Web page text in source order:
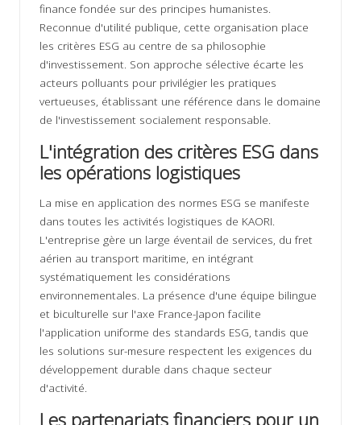
finance fondée sur des principes humanistes.
Reconnue d'utilité publique, cette organisation place
les critères ESG au centre de sa philosophie
d'investissement. Son approche sélective écarte les
acteurs polluants pour privilégier les pratiques
vertueuses, établissant une référence dans le domaine
de l'investissement socialement responsable.
L'intégration des critères ESG dans
les opérations logistiques
La mise en application des normes ESG se manifeste
dans toutes les activités logistiques de KAORI.
L'entreprise gère un large éventail de services, du fret
aérien au transport maritime, en intégrant
systématiquement les considérations
environnementales. La présence d'une équipe bilingue
et biculturelle sur l'axe France-Japon facilite
l'application uniforme des standards ESG, tandis que
les solutions sur-mesure respectent les exigences du
développement durable dans chaque secteur
d'activité.
Les partenariats financiers pour un